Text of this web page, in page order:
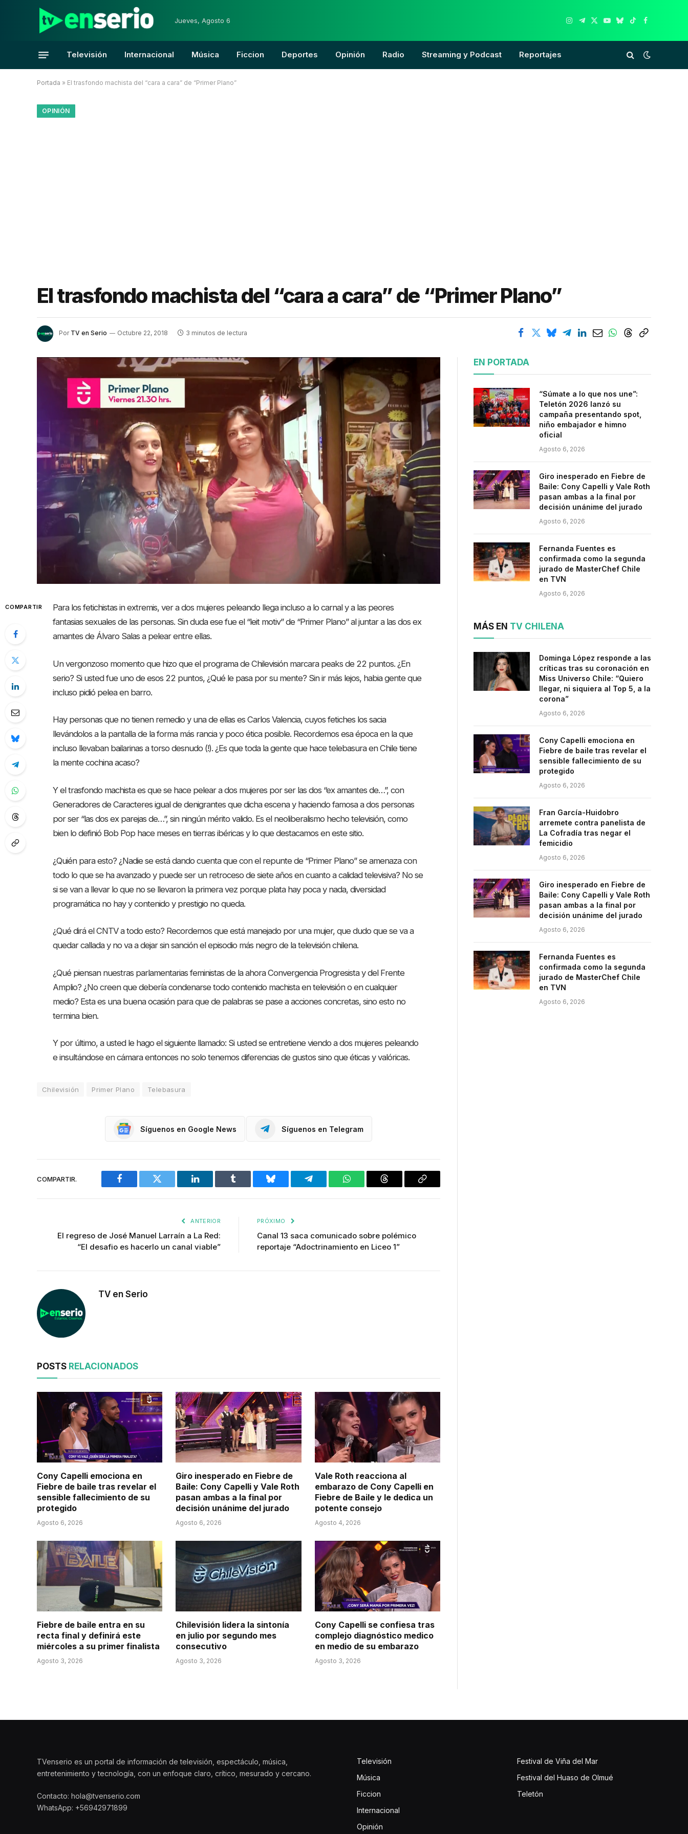
Jueves, Agosto 6
Instagram
Telegram
X
YouTube
Bluesky
TikTokFacebook
Televisión Internacional Música Ficcion Deportes Opinión Radio Streaming y Podcast Reportajes
Portada » El trasfondo machista del “cara a cara” de “Primer Plano”
OPINIÓN
El trasfondo machista del “cara a cara” de “Primer Plano”
Por TV en Serio Octubre 22, 2018 3 minutos de lectura
COMPARTIR
Para los fetichistas in extremis, ver a dos mujeres peleando llega incluso a lo carnal y a las peores
fantasias sexuales de las personas. Sin duda ese fue el “leit motiv” de “Primer Plano” al juntar a las dos ex
amantes de Álvaro Salas a pelear entre ellas.
Un vergonzoso momento que hizo que el programa de Chilevisión marcara peaks de 22 puntos. ¿En
serio? Si usted fue uno de esos 22 puntos, ¿Qué le pasa por su mente? Sin ir más lejos, habia gente que
incluso pidió pelea en barro.
Hay personas que no tienen remedio y una de ellas es Carlos Valencia, cuyos fetiches los sacia
llevándolos a la pantalla de la forma más rancia y poco ética posible. Recordemos esa época en la que
incluso llevaban bailarinas a torso desnudo (!). ¿Es que toda la gente que hace telebasura en Chile tiene
la mente cochina acaso?
Y el trasfondo machista es que se hace pelear a dos mujeres por ser las dos “ex amantes de…”, con
Generadores de Caracteres igual de denigrantes que dicha escena y haciendo famosa a dos personas
por ser “las dos ex parejas de…”, sin ningún mérito valido. Es el neoliberalismo hecho televisión, como
bien lo definió Bob Pop hace meses en tierras ibéricas y lo que destacamos en este sitio.
¿Quién para esto? ¿Nadie se está dando cuenta que con el repunte de “Primer Plano” se amenaza con
todo lo que se ha avanzado y puede ser un retroceso de siete años en cuanto a calidad televisiva? No se
si se van a llevar lo que no se llevaron la primera vez porque plata hay poca y nada, diversidad
programática no hay y contenido y prestigio no queda.
¿Qué dirá el CNTV a todo esto? Recordemos que está manejado por una mujer, que dudo que se va a
quedar callada y no va a dejar sin sanción el episodio más negro de la televisión chilena.
¿Qué piensan nuestras parlamentarias feministas de la ahora Convergencia Progresista y del Frente
Amplio? ¿No creen que debería condenarse todo contenido machista en televisión o en cualquier
medio? Esta es una buena ocasión para que de palabras se pase a acciones concretas, sino esto no
termina bien.
Y por último, a usted le hago el siguiente llamado: Si usted se entretiene viendo a dos mujeres peleando
e insultándose en cámara entonces no solo tenemos diferencias de gustos sino que éticas y valóricas.
Chilevisión Primer Plano Telebasura
Síguenos en Google News Síguenos en Telegram
COMPARTIR.
Facebook Twitter LinkedIn Tumblr Bluesky Telegram WhatsAppThreads
Copiar
ANTERIOR
El regreso de José Manuel Larraín a La Red:
“El desafio es hacerlo un canal viable”
PRÓXIMO
Canal 13 saca comunicado sobre polémico
reportaje “Adoctrinamiento en Liceo 1”
TV en Serio
POSTS RELACIONADOS
Cony Capelli emociona en
Fiebre de baile tras revelar el
sensible fallecimiento de su
protegido
Agosto 6, 2026
Giro inesperado en Fiebre de
Baile: Cony Capelli y Vale Roth
pasan ambas a la final por
decisión unánime del jurado
Agosto 6, 2026
Vale Roth reacciona al
embarazo de Cony Capelli en
Fiebre de Baile y le dedica un
potente consejo
Agosto 4, 2026
Fiebre de baile entra en su
recta final y definirá este
miércoles a su primer finalista
Agosto 3, 2026
Chilevisión lidera la sintonía
en julio por segundo mes
consecutivo
Agosto 3, 2026
Cony Capelli se confiesa tras
complejo diagnóstico medico
en medio de su embarazo
Agosto 3, 2026
EN PORTADA
“Súmate a lo que nos une”:
Teletón 2026 lanzó su
campaña presentando spot,
niño embajador e himno
oficial
Agosto 6, 2026
Giro inesperado en Fiebre de
Baile: Cony Capelli y Vale Roth
pasan ambas a la final por
decisión unánime del jurado
Agosto 6, 2026
Fernanda Fuentes es
confirmada como la segunda
jurado de MasterChef Chile
en TVN
Agosto 6, 2026
MÁS EN TV CHILENA
Dominga López responde a las
críticas tras su coronación en
Miss Universo Chile: “Quiero
llegar, ni siquiera al Top 5, a la
corona”
Agosto 6, 2026
Cony Capelli emociona en
Fiebre de baile tras revelar el
sensible fallecimiento de su
protegido
Agosto 6, 2026
Fran García-Huidobro
arremete contra panelista de
La Cofradía tras negar el
femicidio
Agosto 6, 2026
Giro inesperado en Fiebre de
Baile: Cony Capelli y Vale Roth
pasan ambas a la final por
decisión unánime del jurado
Agosto 6, 2026
Fernanda Fuentes es
confirmada como la segunda
jurado de MasterChef Chile
en TVN
Agosto 6, 2026
TVenserio es un portal de información de televisión, espectáculo, música,
entretenimiento y tecnología, con un enfoque claro, crítico, mesurado y cercano.
Contacto: hola@tvenserio.com
WhatsApp: +56942971899
Televisión
Música
Ficcion
Internacional
Opinión
Festival de Viña del Mar
Festival del Huaso de Olmué
Teletón